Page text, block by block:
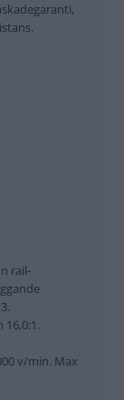
rail-
v/min. Max